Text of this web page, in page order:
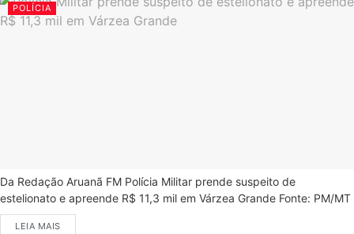
POLÍCIA
Da Redação Aruanã FM Polícia Militar prende suspeito de
estelionato e apreende R$ 11,3 mil em Várzea Grande Fonte: PM/MT
LEIA MAIS